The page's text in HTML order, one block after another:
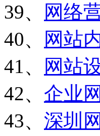
39、
网络
40、
网站
41、
网站
42、 企业
43、 深圳